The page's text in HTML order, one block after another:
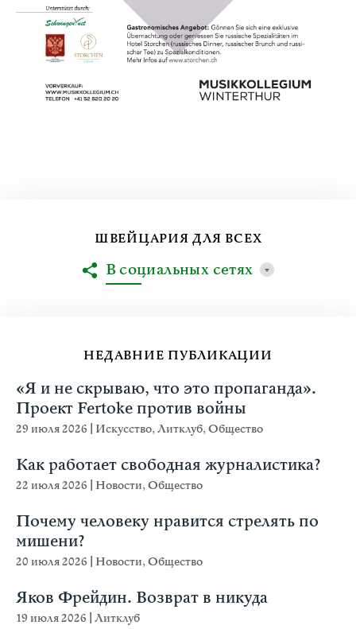
НЕДАВНИЕ ПУБЛИКАЦИИ
«Я и не скрываю, что это пропаганда».
Проект Fertoke против войны
29 июля 2026 Искусство,Литклуб,Общество
Как работает свободная журналистика?
22 июля 2026 Новости,Общество
Почему человеку нравится стрелять по
мишени?
20 июля 2026 Новости,Общество
Яков Фрейдин. Возврат в никуда
19 июля 2026 Литклуб
ШВЕЙЦАРИЯ ДЛЯ ВСЕХ
В социальных сетях